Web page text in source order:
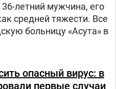
летний мужчина, его
средней тяжести. Все
больницу «Асута» в
опасный вирус: в
первые случаи